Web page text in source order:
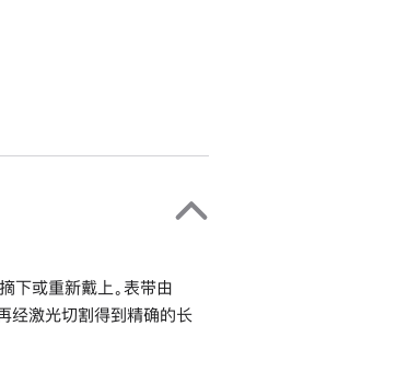
下或重新戴上。表带由
经激光切割得到精确的长